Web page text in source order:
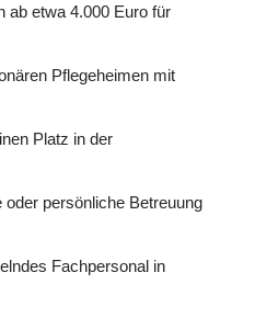
ab etwa 4.000 Euro für
Pflegeheimen mit
Platz in der
oder persönliche Betreuung
Fachpersonal in